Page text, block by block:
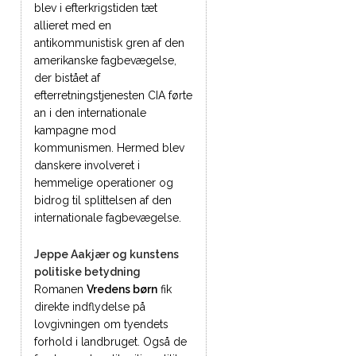
blev i efterkrigstiden tæt
allieret med en
antikommunistisk gren af den
amerikanske fagbevægelse,
der bistået af
efterretningstjenesten CIA førte
an i den internationale
kampagne mod
kommunismen. Hermed blev
danskere involveret i
hemmelige operationer og
bidrog til splittelsen af den
internationale fagbevægelse.
Jeppe Aakjær og kunstens
politiske betydning
Romanen Vredens børn fik
direkte indflydelse på
lovgivningen om tyendets
forhold i landbruget. Også de